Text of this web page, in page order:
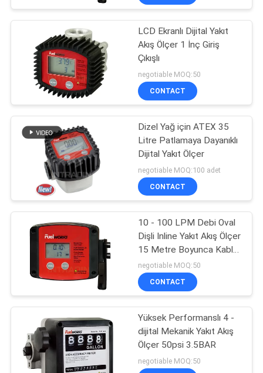
HAKKIMIZDA
FABRIKA
TURU
KALITE
KONTROL
ULAŞIN
HABERLER
TEKLIF
ISTEĞI
SITE
HARITASI
Pnömatik Gres
Pompası
17
Dijital Yağ Kontrol
Vanası
16
Atık Yağ Süzgeci
LCD Ekranlı Dijital Yakıt
Akış Ölçer 1 İnç Giriş
Çıkışlı
negotiable MOQ:50
CONTACT
Dizel Yağ için ATEX 35
Litre Patlamaya Dayanıklı
Dijital Yakıt Ölçer
negotiable MOQ:100 adet
CONTACT
10 - 100 LPM Debi Oval
Dişli Inline Yakıt Akış Ölçer
15 Metre Boyunca Kablo
Uzunluğu
negotiable MOQ:50
CONTACT
Yüksek Performanslı 4 -
dijital Mekanik Yakıt Akış
Ölçer 50psi 3.5BAR
negotiable MOQ:50